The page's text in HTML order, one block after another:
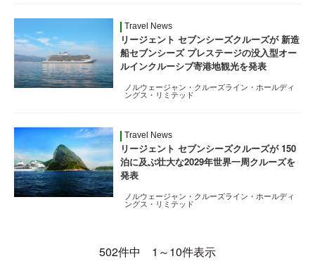
Travel News
リージェント セブンシーズクルーズが 新造
船セブンシーズ プレステージの没入型オー
ルインクルーシブ寄港地観光を発表
ノルウェージャン・クルーズライン・ホールディ
ングス・リミテッド
Travel News
リージェント セブンシーズクルーズが 150
泊に及ぶ壮大な2029年世界一周クルーズを
発表
ノルウェージャン・クルーズライン・ホールディ
ングス・リミテッド
502件中 1～10件表示